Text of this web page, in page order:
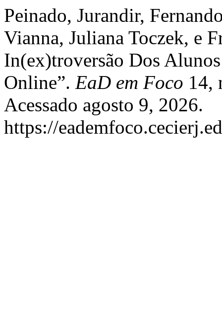
Peinado, Jurandir,
Vianna, Juliana Toczek, e
In(ex)troversão Dos
Online”. EaD em Foco 14,
Acessado agosto 9, 2026.
https://